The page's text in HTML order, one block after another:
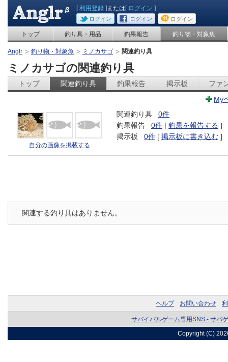
[利用登録 ]または[ ログイン ]
ログイン ログイン ログイン
トップ 釣り具・用品 釣果報告 釣り物・対象魚
Anglr 釣り物・対象魚 ミノカサゴ 関連釣り具
ミノカサゴの関連釣り具
トップ 関連釣り具 釣果報告 掲示板
ファ
My
自分の画像を掲載する
関連釣り具
0件
釣果報告
0件 [ 釣果を報告する ]
掲示板
0件 [ 掲示板に書き込む ]
関連する釣り具はありません。
ヘルプ お問い合わせ
サバイバルゲーム専用SNS - サバ
Copyright (C)